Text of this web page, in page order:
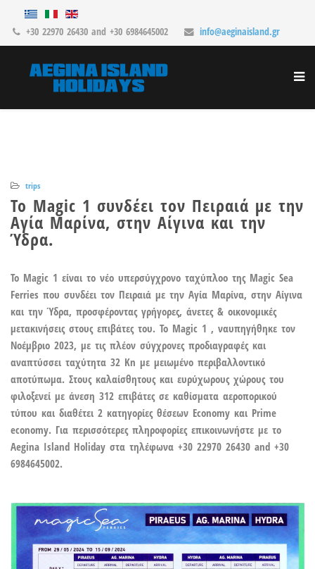
+30 22970 26430 and +30 6984645002 info@aeginaisland.gr
trips
To Magic 1 συνδέει τον Πειραιά με την
Αγία Μαρίνα, στην Αίγινα και την
Ύδρα.
To Magic 1 είναι το νέο υπερσύγχρονο ταχύπλοο της Magic Sea
Ferries που συνδέει τον Πειραιά με την Αγία Μαρίνα, στην Αίγινα
και τηνΎδρα, προσφέροντας γρήγορες, άνετες & οικονομικές
μετακινήσεις στους επιβάτες του. Το Magic 1 , ναυπηγήθηκε τον
Νοέμβριο 2023, με τις πλέον σύγχρονες προδιαγραφές και
αναπτύσσει ταχύτητα 32 Kn με μειωμένο περιβαλλοντικό
αποτύπωμα. Στους καλαίσθητους και ευρύχωρους χώρους του
φιλοξενεί με άνεση 312 επιβάτες σε καθίσματα αεροπορικού
τύπου και διαθέτει 2 κατηγορίες θέσεων Economy και Prime
economy. Για περισσότερες πληροφορίες επικοινωνήστε με το
Aegina Island Holiday στα τηλέφωνα +30 22970 26430 and +30
6984645002.